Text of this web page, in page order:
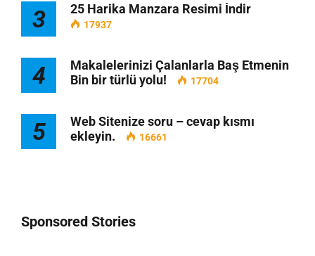
3 25 Harika Manzara Resimi İndir
17937
4
Makalelerinizi Çalanlarla Baş Etmenin
Bin bir türlü yolu!
17704
5
Web Sitenize soru – cevap kısmı
ekleyin.
16661
Sponsored Stories